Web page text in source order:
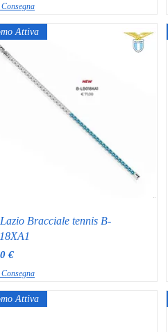
Consegna
Attiva
Bracciale tennis B-
€
Consegna
Attiva